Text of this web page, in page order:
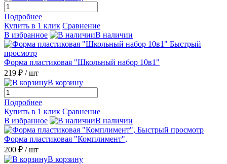
Подробнее
Купить в 1 клик Сравнение
В избранное
В наличии
Быстрый
просмотр
Форма пластиковая "Школьный набор 10в1"
219 ₽ / шт
В корзину
Подробнее
Купить в 1 клик Сравнение
В избранное
В наличии
Быстрый просмотр
Форма пластиковая "Комплимент",
200 ₽ / шт
В корзину